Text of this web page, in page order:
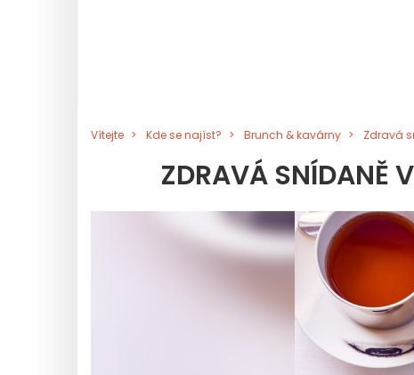
Vítejte Kde se najíst? Brunch & kavárny Zdravá
ZDRAVÁ SNÍDANĚ